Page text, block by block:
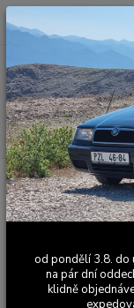
Po - Pá 9:00 - 17:00
Úvod Univerzální
SPZ / RZ / registrační
Srazová
Přelep na
značku -
od pondělí 3.8. do
na pár dní
klidně